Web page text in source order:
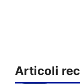
Articoli